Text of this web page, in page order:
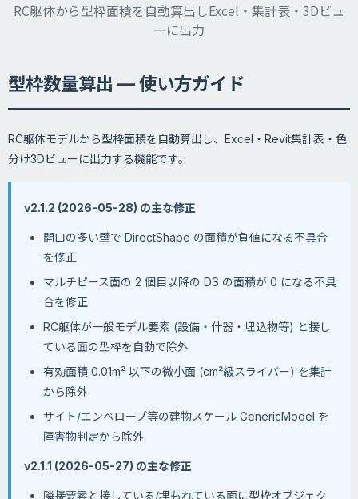
RC躯体から型枠面積を自動算出しExcel・集計表・3Dビュ
ーに出力
型枠数量算出 — 使い方ガイド
RC躯体モデルから型枠面積を自動算出し、Excel・Revit集計表・色
分け3Dビューに出力する機能です。
v2.1.2 (2026-05-28) の主な修正
開口の多い壁で DirectShape の面積が負値になる不具合
を修正
マルチピース面の 2 個目以降の DS の面積が 0 になる不具
合を修正
RC躯体が一般モデル要素 (設備・什器・埋込物等) と接し
ている面の型枠を自動で除外
有効面積 0.01m² 以下の微小面 (cm²級スライバー) を集計
から除外
サイト/エンベロープ等の建物スケール GenericModel を
障害物判定から除外
v2.1.1 (2026-05-27) の主な修正
隣接要素と接している/埋もれている面に型枠オブジェク